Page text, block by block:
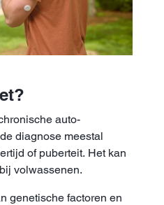
auto-
diagnose meestal
of puberteit. Het kan
volwassenen.
genetische factoren en